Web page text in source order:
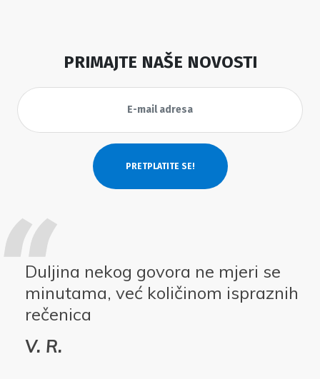
PRIMAJTE NAŠE NOVOSTI
Duljina nekog govora ne mjeri se
minutama, već količinom ispraznih
rečenica
V. R.